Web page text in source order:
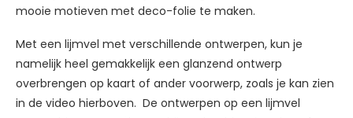
mooie motieven met deco-folie te maken.
Met een lijmvel met verschillende ontwerpen, kun je
namelijk heel gemakkelijk een glanzend ontwerp
overbrengen op kaart of ander voorwerp, zoals je kan zien
in de video hierboven. De ontwerpen op een lijmvel